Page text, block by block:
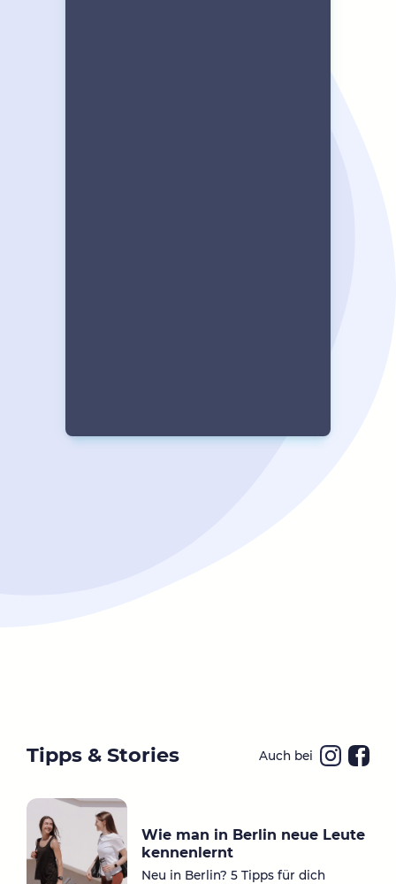
Tipps & Stories Auch bei
a
ok
Wie man in Berlin neue Leute
kennenlernt
Neu in Berlin? 5 Tipps für dich